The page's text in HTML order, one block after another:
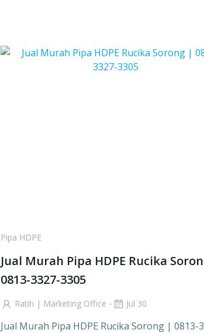
Pipa HDPE
Jual Murah Pipa HDPE Rucika
0813-3327-3305
Ratih | Marketing Office - Jul 30
Jual Murah Pipa HDPE Rucika Sorong | 0813-